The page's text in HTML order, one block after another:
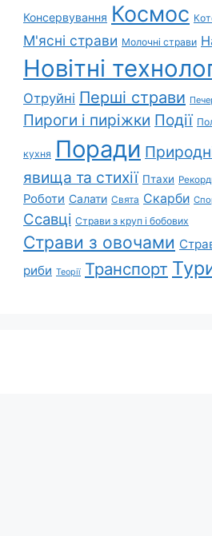
Консервування Космос
М'ясні страви Молочні страви
Новітні
Отруйні Перші страви
Пироги і пиріжки Події
кухня Поради
явища та стихії Птахи
Роботи Салати Свята Скарби
Ссавці Страви з круп і бобових
Страви з овочами
риби Теорії Транспорт